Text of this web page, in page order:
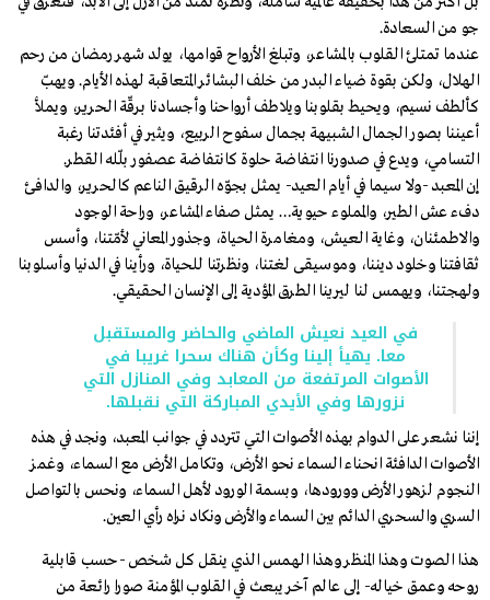
جو من السعادة.
عندما تمتلئ القلوب بالمشاعر، وتبلغ الأرواح قوامها، يولد شهر رمضان من رحم
الهلال، ولكن بقوة ضياء البدر من خلف البشائر المتعاقبة لهذه الأيام. ويهبّ
كألطف نسيم، ويحيط بقلوبنا ويلاطف أرواحنا وأجسادنا برقّة الحرير، ويملأ
أعيننا بصور الجمال الشبيهة بجمال سفوح الربيع، ويثير في أفئدتنا رغبة
التسامي، ويدع في صدورنا انتفاضة حلوة كانتفاضة عصفور بلّله القطر.
إن المعبد -ولا سيما في أيام العيد- يمثل بجوّه الرقيق الناعم كالحرير، والدافئ
دفء عش الطير، والمملوء حيوية… يمثل صفاء المشاعر، وراحة الوجود
والاطمئنان، وغاية العيش، ومغامرة الحياة، وجذور المعاني لأمّتنا، وأسس
ثقافتنا وخلود ديننا، وموسيقى لغتنا، ونظرتنا للحياة، ورأينا في الدنيا وأسلوبنا
ولهجتنا، ويهمس لنا ليرينا الطرق المؤدية إلى الإنسان الحقيقي.
في العيد نعيش الماضي والحاضر والمستقبل
معا. يهيأ إلينا وكأن هناك سحرا غريبا في
الأصوات المرتفعة من المعابد وفي المنازل التي
نزورها وفي الأيدي المباركة التي نقبلها.
إننا نشعر على الدوام بهذه الأصوات التي تتردد في جوانب المعبد، ونجد في هذه
الأصوات الدافئة انحناء السماء نحو الأرض، وتكامل الأرض مع السماء، وغمز
النجوم لزهور الأرض وورودها، وبسمة الورود لأهل السماء، ونحس بالتواصل
السري والسحري الدائم بين السماء والأرض ونكاد نراه رأي العين.
هذا الصوت وهذا المنظر وهذا الهمس الذي ينقل كل شخص -حسب قابلية
روحه وعمق خياله- إلى عالم آخر يبعث في القلوب المؤمنة صورا رائعة من